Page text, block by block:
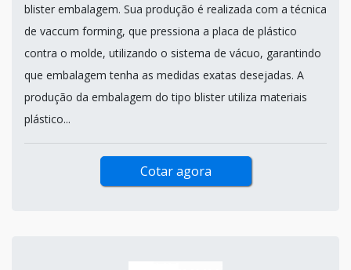
blister embalagem. Sua produção é realizada com a técnica
de vaccum forming, que pressiona a placa de plástico
contra o molde, utilizando o sistema de vácuo, garantindo
que embalagem tenha as medidas exatas desejadas. A
produção da embalagem do tipo blister utiliza materiais
plástico...
Cotar agora